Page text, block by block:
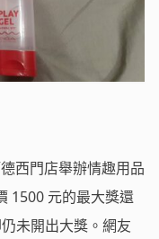
西門店舉辦情趣用品
1500 元的最大獎還
未開出大獎。網友